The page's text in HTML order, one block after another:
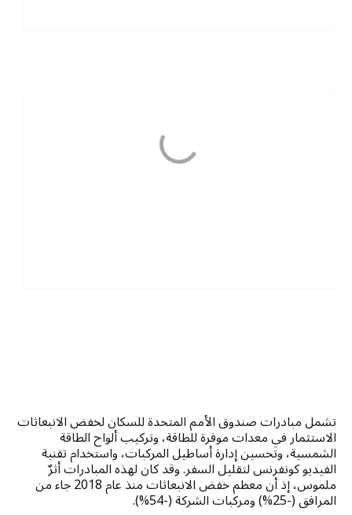
تشمل مبادرات صندوق الأمم المتحدة للسكان لخفض الانبعاثات
الاستثمار في معدات موفرة للطاقة، وتركيب ألواح الطاقة
الشمسية، وتحسين إدارة أساطيل المركبات، واستخدام تقنية
الفيديو كونفرنس لتقليل السفر. وقد كان لهذه المبادرات أثرٌ
ملموس، إذ أن معظم خفض الانبعاثات منذ عام 2018 جاء من
المرافق (-25%) ومركبات الشركة (-54%).